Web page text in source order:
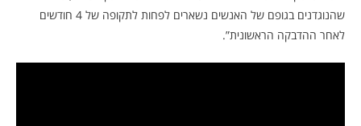
שהנוגדנים בגופם של האנשים נשארים לפחות לתקופה של 4 חודשים
לאחר ההדבקה הראשונית”.